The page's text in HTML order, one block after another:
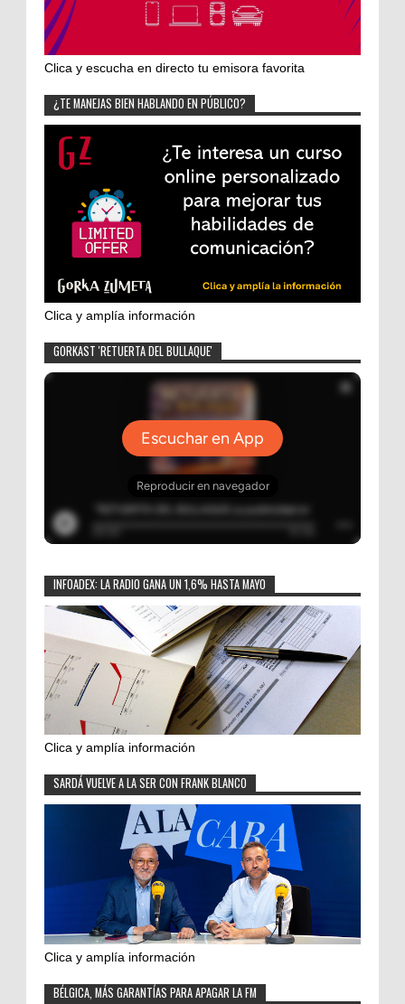
Clica y escucha en directo tu emisora favorita
¿TE MANEJAS BIEN HABLANDO EN PÚBLICO?
Clica y amplía información
GORKAST 'RETUERTA DEL BULLAQUE'
INFOADEX: LA RADIO GANA UN 1,6% HASTA MAYO
Clica y amplía información
SARDÁ VUELVE A LA SER CON FRANK BLANCO
Clica y amplía información
BÉLGICA, MÁS GARANTÍAS PARA APAGAR LA FM